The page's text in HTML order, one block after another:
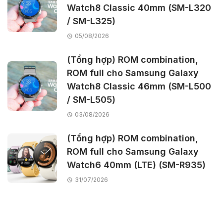
Watch8 Classic 40mm (SM-L320
/ SM-L325)
05/08/2026
(Tổng hợp) ROM combination,
ROM full cho Samsung Galaxy
Watch8 Classic 46mm (SM-L500
/ SM-L505)
03/08/2026
(Tổng hợp) ROM combination,
ROM full cho Samsung Galaxy
Watch6 40mm (LTE) (SM-R935)
31/07/2026